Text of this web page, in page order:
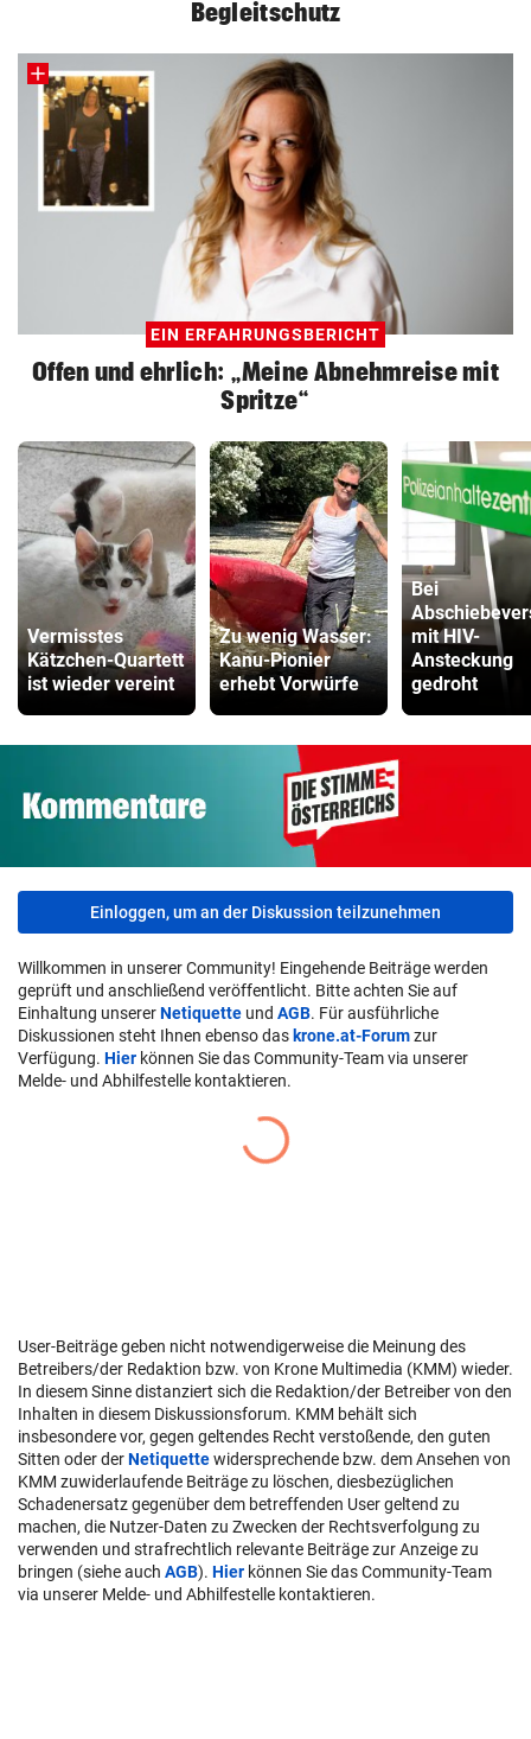
Begleitschutz
EIN ERFAHRUNGSBERICHT
Offen und ehrlich: „Meine Abnehmreise mit
Spritze“
Vermisstes
Kätzchen-Quartett
ist wieder vereint
Zu wenig Wasser:
Kanu-Pionier
erhebt Vorwürfe
Bei
mit HIV-
Ansteckung
gedroht
Einloggen, um an der Diskussion teilzunehmen
Willkommen in unserer Community! Eingehende Beiträge werden
geprüft und anschließend veröffentlicht. Bitte achten Sie auf
Einhaltung unsererNetiquette und AGB. Für ausführliche
Diskussionen steht Ihnen ebenso das krone.at-Forumzur
Verfügung. Hier können Sie das Community-Team via unserer
Melde- und Abhilfestelle kontaktieren.
User-Beiträge geben nicht notwendigerweise die Meinung des
Betreibers/der Redaktion bzw. von Krone Multimedia (KMM) wieder.
In diesem Sinne distanziert sich die Redaktion/der Betreiber von den
Inhalten in diesem Diskussionsforum. KMM behält sich
insbesondere vor, gegen geltendes Recht verstoßende, den guten
Sitten oder derNetiquettewidersprechende bzw. dem Ansehen von
KMM zuwiderlaufende Beiträge zu löschen, diesbezüglichen
Schadenersatz gegenüber dem betreffenden User geltend zu
machen, die Nutzer-Daten zu Zwecken der Rechtsverfolgung zu
verwenden und strafrechtlich relevante Beiträge zur Anzeige zu
bringen (siehe auch AGB). Hier können Sie das Community-Team
via unserer Melde- und Abhilfestelle kontaktieren.